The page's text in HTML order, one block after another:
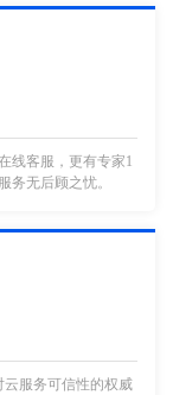
线客服，更有专家1
务无后顾之忧。
服务可信性的权威